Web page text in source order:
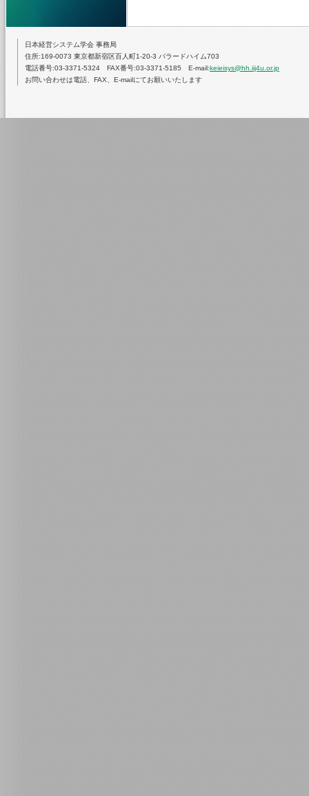
日本経営システム学会 事務局
住所:169-0073 東京都新宿区百人町1-20-3 バラードハイム703
電話番号:03-3371-5324 FAX番号:03-3371-5185 E-mail:keieisys@hh.iij4u.or.jp
お問い合わせは電話、FAX、E-mailにてお願いいたします